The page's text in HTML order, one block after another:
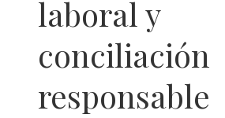
laboral y
conciliación
responsable